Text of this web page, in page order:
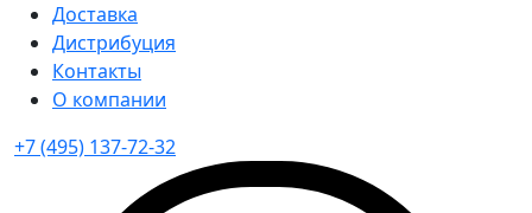
Доставка
Дистрибуция
Контакты
О компании
+7 (495) 137-72-32